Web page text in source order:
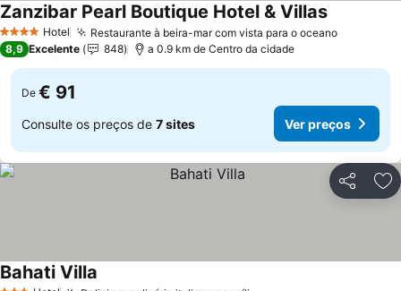
4 EstrelasHotel Restaurante à beira-mar com vista para o oceanoVer
Zanzibar Pearl Boutique Hotel & VillasVer preços
8,9 Excelente 848 a 0.9 km de Centro da cidade
De € 91
Consulte os preços de 7 sites Ver preços
Partilhar
Bahati Villa